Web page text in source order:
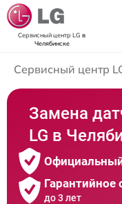
Сервисный центр LG в
Челябинске
Сервисный центр
Замена
LG в
до 3 лет